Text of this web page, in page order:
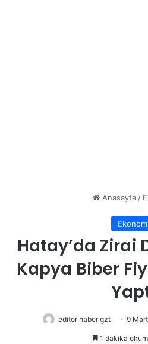
Anasayfa /
Hatay’da Zirai
Kapya Biber
editor haber gzt 9
1 dakika